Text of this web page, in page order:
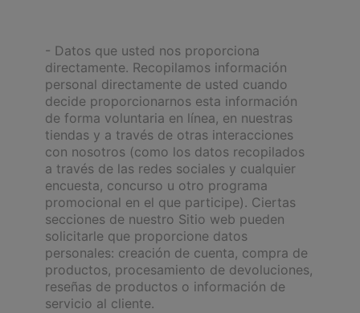
- Datos que usted nos proporciona
directamente. Recopilamos información
personal directamente de usted cuando
decide proporcionarnos esta información
de forma voluntaria en línea, en nuestras
tiendas y a través de otras interacciones
con nosotros (como los datos recopilados
a través de las redes sociales y cualquier
encuesta, concurso u otro programa
promocional en el que participe). Ciertas
secciones de nuestro Sitio web pueden
solicitarle que proporcione datos
personales: creación de cuenta, compra de
productos, procesamiento de devoluciones,
reseñas de productos o información de
servicio al cliente.